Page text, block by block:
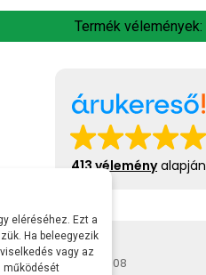
Termék vélemények:
413 véleményalapján
Gábor
2026-07-08
eléréséhez. Ezt a
Ha beleegyezik
vagy az
működését